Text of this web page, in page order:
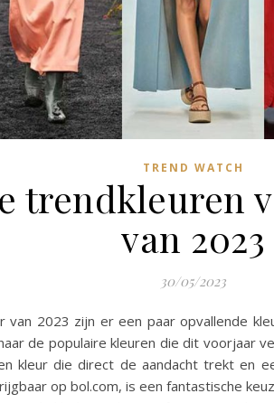
TREND WATCH
trendkleuren
van 2023
30/05/2023
van 2023 zijn er een paar opvallende
de populaire kleuren die dit voorjaar
kleur die direct de aandacht trekt en
op bol.com, is een fantastische